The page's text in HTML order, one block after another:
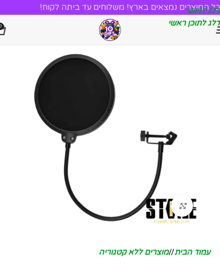
דלג לניווט
דלג לתוכן ראשי
כל המוצרים נמצאים בארץ! משלוחים עד ביתה לקוח!
לחץ להגדלה
עמוד הבית/ מוצרים ללא קטגוריה